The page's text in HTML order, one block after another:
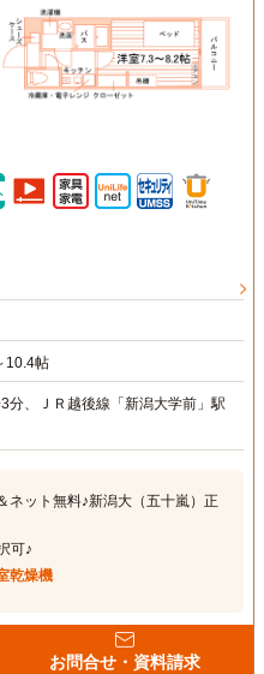
10.4帖
分、ＪＲ越後線「新潟大学前」駅
ネット無料♪新潟大（五十嵐）正
可♪
乾燥機
お問合せ・資料請求